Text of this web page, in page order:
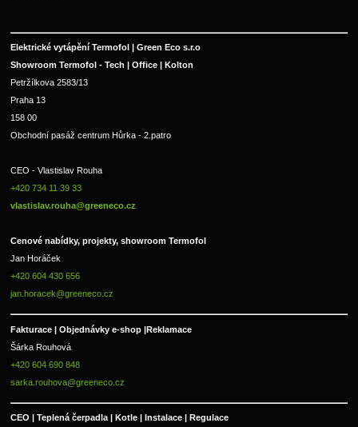
Elektrické vytápění Termofol | Green Eco s.r.o
Showroom Termofol - Tech | Office | Kolton
Petržílkova 2583/13
Praha 13
158 00
Obchodní pasáž centrum Hůrka - 2.patro
CEO - Vlastislav Rouha
+420 734 11 39 33
vlastislav.rouha@greeneco.cz
Cenové nabídky, projekty, showroom Termofol
Jan Horáček
+420 604 430 656
jan.horacek@greeneco.cz
Fakturace | Objednávky e-shop |Reklamace
Šárka Rouhová
+420 604 690 848
sarka.rouhova@greeneco.cz
CEO | Teplená čerpadla | Kotle | Instalace | Regulace